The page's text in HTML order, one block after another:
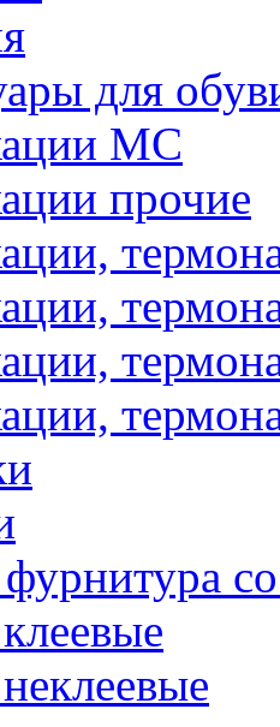
для
МС
прочие